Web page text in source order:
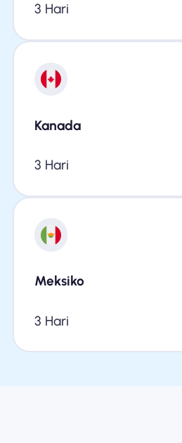
3 Hari
Kanada
3 Hari
Meksiko
3 Hari